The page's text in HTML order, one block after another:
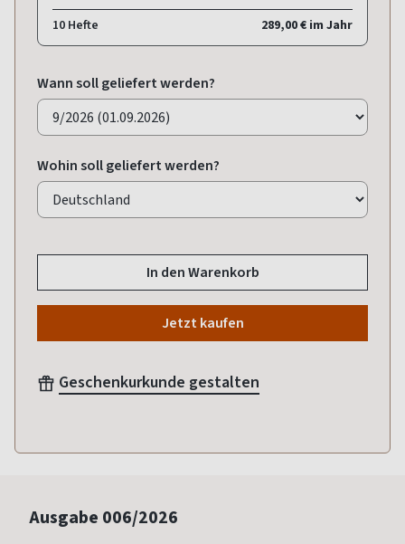
10 Hefte 289,00 € im Jahr
Wann soll geliefert werden?
Wohin soll geliefert werden?
In den Warenkorb
Jetzt kaufen
Geschenkurkunde gestalten
Ausgabe 006/2026